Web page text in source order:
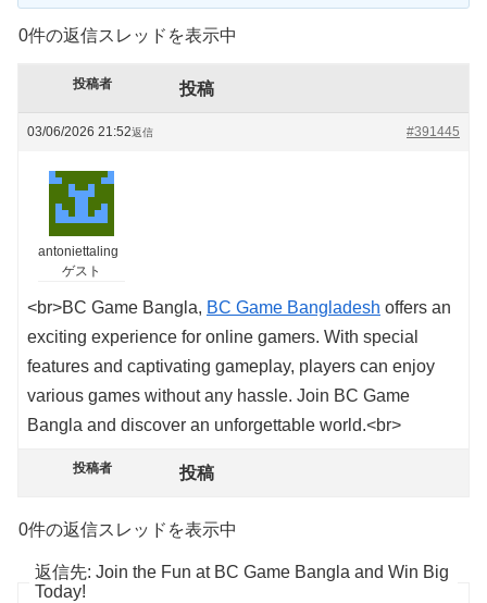
0件の返信スレッドを表示中
投稿者 投稿
03/06/2026 21:52 #391445
返信
antoniettaling
ゲスト
<br>BC Game Bangla, BC Game Bangladesh offers an
exciting experience for online gamers. With special
features and captivating gameplay, players can enjoy
various games without any hassle. Join BC Game
Bangla and discover an unforgettable world.<br>
投稿者 投稿
0件の返信スレッドを表示中
返信先: Join the Fun at BC Game Bangla and Win Big
Today!